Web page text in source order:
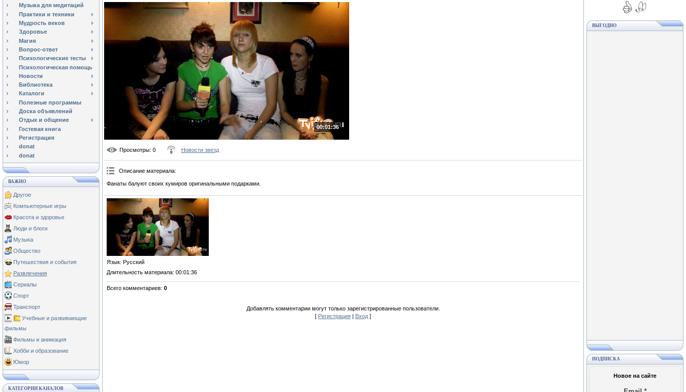
Музыка для медитаций
Практики и техники
Мудрость веков
Здоровье
Магия
Вопрос-ответ
Психологические тесты
Психологическая помощь
Новости
Библиотека
Каталоги
Полезные программы
Доска объявлений
Отдых и общение
Гостевая книга
Регистрация
donat
donat
ВАЖНО
Другое
Компьютерные игры
Красота и здоровье
Люди и блоги
Музыка
Общество
Путешествия и события
Развлечения
Сериалы
Спорт
Транспорт
Учебные и развивающие
фильмы
Фильмы и анимация
Хобби и образование
Юмор
КАТЕГОРИИ КАНАЛОВ
00:01:36
Просмотры: 0 Новости звезд
Описание материала:
Фанаты балуют своих кумиров оригинальными подарками.
Язык: Русский
Длительность материала: 00:01:36
Всего комментариев: 0
Добавлять комментарии могут только зарегистрированные пользователи.
[ Регистрация | Вход ]
ВЫГОДНО
ПОДПИСКА
Новое на сайте